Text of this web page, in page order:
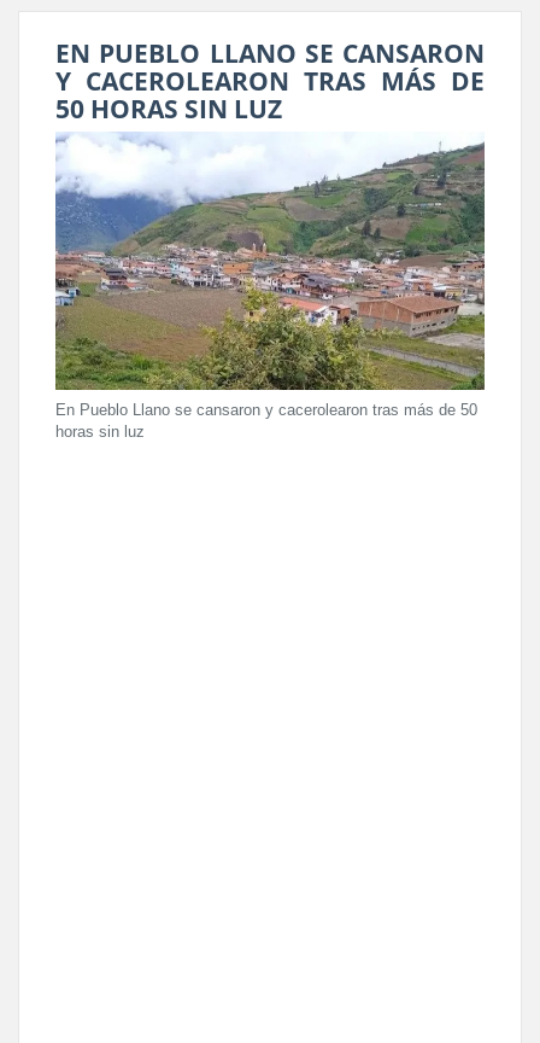
EN PUEBLO LLANO SE CANSARON
Y CACEROLEARON TRAS MÁS DE
50 HORAS SIN LUZ
En Pueblo Llano se cansaron y cacerolearon tras más de 50
horas sin luz